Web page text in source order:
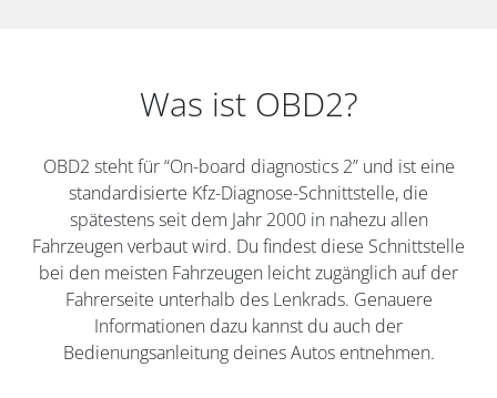
Was ist OBD2?
OBD2 steht für “On-board diagnostics 2” und ist eine
standardisierte Kfz-Diagnose-Schnittstelle, die
spätestens seit dem Jahr 2000 in nahezu allen
Fahrzeugen verbaut wird. Du findest diese Schnittstelle
bei den meisten Fahrzeugen leicht zugänglich auf der
Fahrerseite unterhalb des Lenkrads. Genauere
Informationen dazu kannst du auch der
Bedienungsanleitung deines Autos entnehmen.